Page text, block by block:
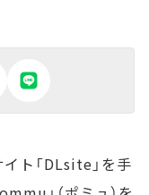
ト「DLsite」を手